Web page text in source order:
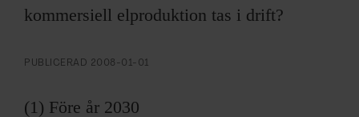
kommersiell elproduktion tas i drift?
PUBLICERAD 2008-01-01
(1) Före år 2030